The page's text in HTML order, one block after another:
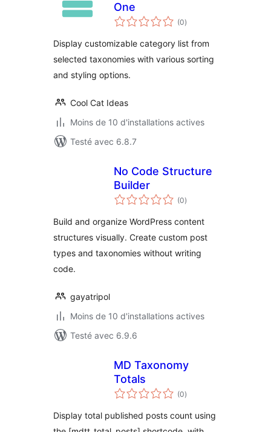
One
(0notes
en
)
Display customizable category list from
selected taxonomies with various sorting
and styling options.
Cool Cat Ideas
Moins de 10 d'installations actives
Testé avec 6.8.7
No Code Structure
Builder
(0notes
en
)
Build and organize WordPress content
structures visually. Create custom post
types and taxonomies without writing
code.
gayatripol
Moins de 10 d'installations actives
Testé avec 6.9.6
MD Taxonomy
Totals
(0notes
en
)
Display total published posts count using